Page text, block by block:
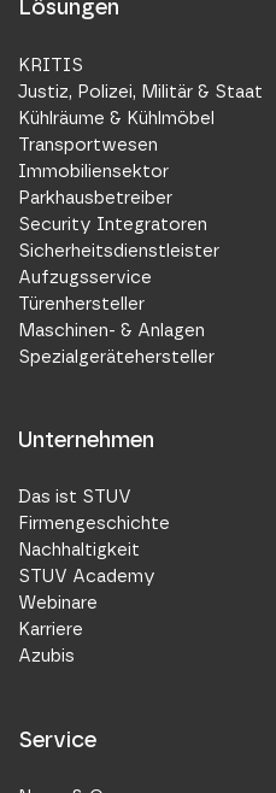
Lösungen
KRITIS
Justiz, Polizei, Militär & Staat
Kühlräume & Kühlmöbel
Transportwesen
Immobiliensektor
Parkhausbetreiber
Security Integratoren
Sicherheitsdienstleister
Aufzugsservice
Türenhersteller
Maschinen- & Anlagen
Spezialgerätehersteller
Unternehmen
Das ist STUV
Firmengeschichte
Nachhaltigkeit
STUV Academy
Webinare
Karriere
Azubis
Service